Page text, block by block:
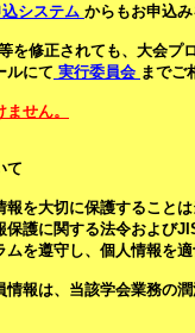
システム からもお申込
を修正されても、大会プ
ルにて 実行委員会 までご
せん。
て
を大切に保護すること
護に関する法令および
を遵守し、個人情報を
報は、当該学会業務の